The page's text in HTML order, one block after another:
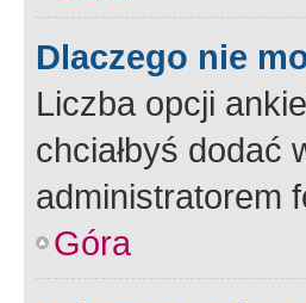
Dlaczego nie
Liczba opcji
chciałbyś dodać
administratorem
Góra